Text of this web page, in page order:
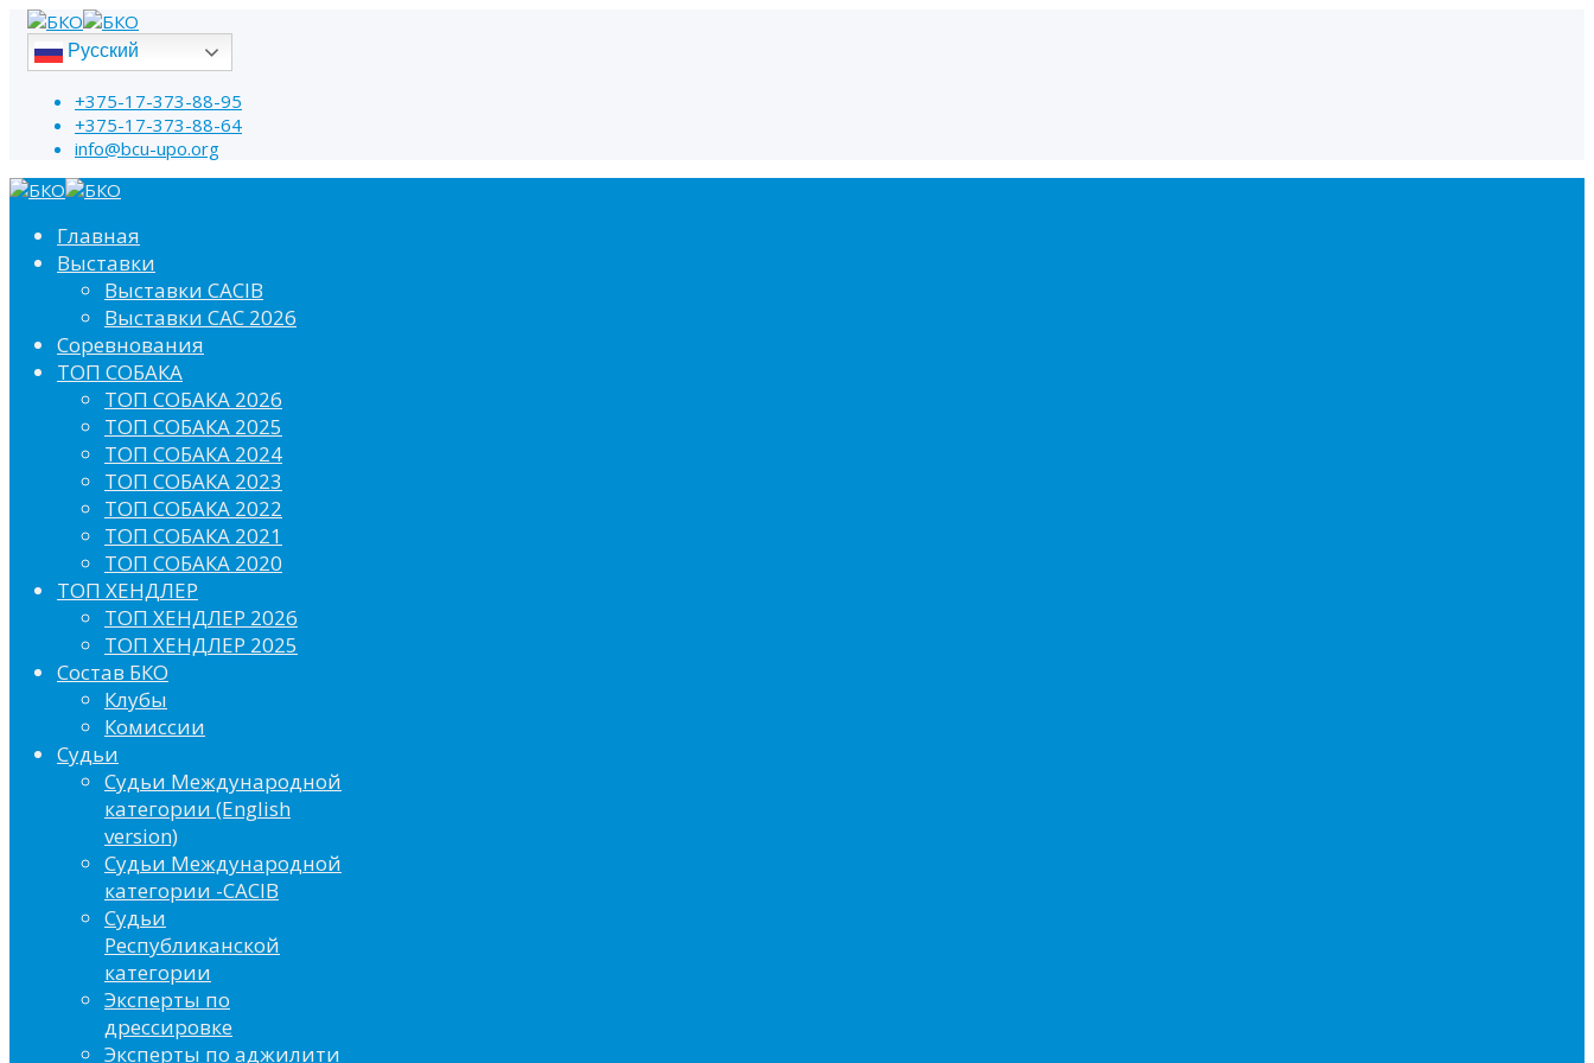
Русский
+375-17-373-88-95
+375-17-373-88-64
info@bcu-upo.org
Главная
Выставки
Выставки CACIB
Выставки САС 2026
Соревнования
ТОП СОБАКА
ТОП СОБАКА 2026
ТОП СОБАКА 2025
ТОП СОБАКА 2024
ТОП СОБАКА 2023
ТОП СОБАКА 2022
ТОП СОБАКА 2021
ТОП СОБАКА 2020
ТОП ХЕНДЛЕР
ТОП ХЕНДЛЕР 2026
ТОП ХЕНДЛЕР 2025
Состав БКО
Клубы
Комиссии
Судьи
Судьи Международной
категории (English
version)
Судьи Международной
категории -CACIB
Судьи
Республиканской
категории
Эксперты по
дрессировке
Эксперты по аджилити